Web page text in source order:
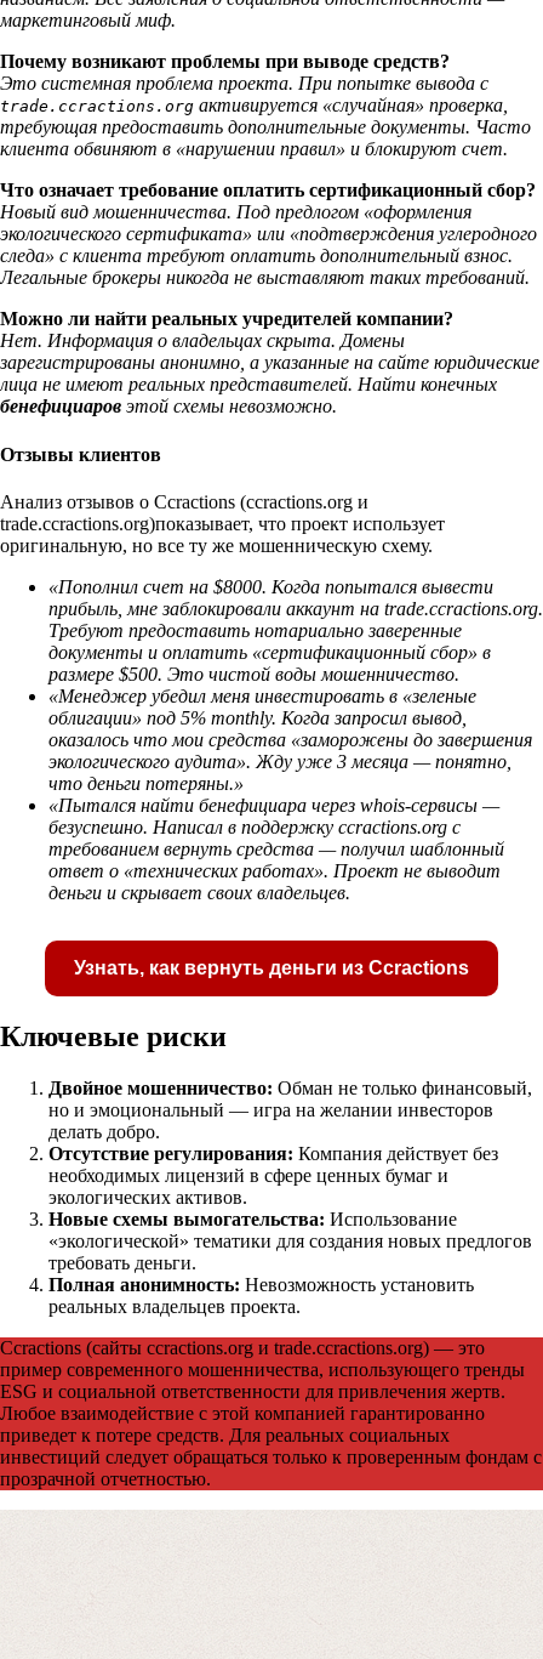
маркетинговый миф.
Почему возникают проблемы при выводе средств?
Это системная проблема проекта. При попытке вывода с
trade.ccractions.org активируется «случайная» проверка,
требующая предоставить дополнительные документы. Часто
клиента обвиняют в «нарушении правил» и блокируют счет.
Что означает требование оплатить сертификационный сбор?
Новый вид мошенничества. Под предлогом «оформления
экологического сертификата» или «подтверждения углеродного
следа» с клиента требуют оплатить дополнительный взнос.
Легальные брокеры никогда не выставляют таких требований.
Можно ли найти реальных учредителей компании?
Нет. Информация о владельцах скрыта. Домены
зарегистрированы анонимно, а указанные на сайте юридические
лица не имеют реальных представителей. Найти конечных
бенефициаров этой схемы невозможно.
Отзывы клиентов
Анализ отзывов о Ccractions (ccractions.org и
trade.ccractions.org)показывает, что проект использует
оригинальную, но все ту же мошенническую схему.
«Пополнил счет на $8000. Когда попытался вывести
прибыль, мне заблокировали аккаунт на trade.ccractions.org.
Требуют предоставить нотариально заверенные
документы и оплатить «сертификационный сбор» в
размере $500. Это чистой воды мошенничество.
«Менеджер убедил меня инвестировать в «зеленые
облигации» под 5% monthly. Когда запросил вывод,
оказалось что мои средства «заморожены до завершения
экологического аудита». Жду уже 3 месяца — понятно,
что деньги потеряны.»
«Пытался найти бенефициара через whois-сервисы —
безуспешно. Написал в поддержку ccractions.org с
требованием вернуть средства — получил шаблонный
ответ о «технических работах». Проект не выводит
деньги и скрывает своих владельцев.
Узнать, как вернуть деньги из Ccractions
Получите бесплатную консультацию по
средств
Форма для пострадавших инвесторов
Ключевые риски
Двойное мошенничество: Обман не только финансовый,
но и эмоциональный — игра на желании инвесторов
делать добро.
Отсутствие регулирования: Компания действует без
необходимых лицензий в сфере ценных бумаг и
экологических активов.
Новые схемы вымогательства: Использование
«экологической» тематики для создания новых предлогов
требовать деньги.
Полная анонимность: Невозможность установить
реальных владельцев проекта.
Ccractions (сайты ccractions.org и trade.ccractions.org) — это
пример современного мошенничества, использующего тренды
ESG и социальной ответственности для привлечения жертв.
Любое взаимодействие с этой компанией гарантированно
приведет к потере средств. Для реальных социальных
инвестиций следует обращаться только к проверенным фондам с
прозрачной отчетностью.